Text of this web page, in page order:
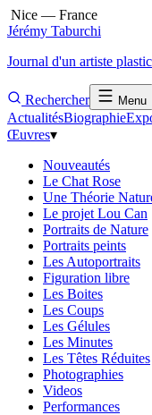
Nice — France
Jérémy Taburchi
Journal d'un artiste
Rechercher Menu
ActualitésBiographie
Œuvres▾
Nouveautés
Le Chat Rose
Une Théorie
Le projet Lou Can
Portraits de Nature
Portraits peints
Les Autoportraits
Figuration libre
Les Boites
Les Coups
Les Gélules
Les Minutes
Les Têtes Réduites
Photographies
Videos
Performances